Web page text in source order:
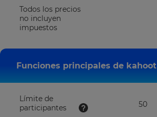
Todos los precios
no incluyen
impuestos
Funciones principales de kahoot
Límite de
participantes
50